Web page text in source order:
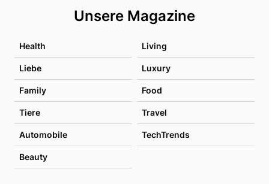
Unsere Magazine
Health Living
Liebe Luxury
Family Food
Tiere Travel
Automobile TechTrends
Beauty